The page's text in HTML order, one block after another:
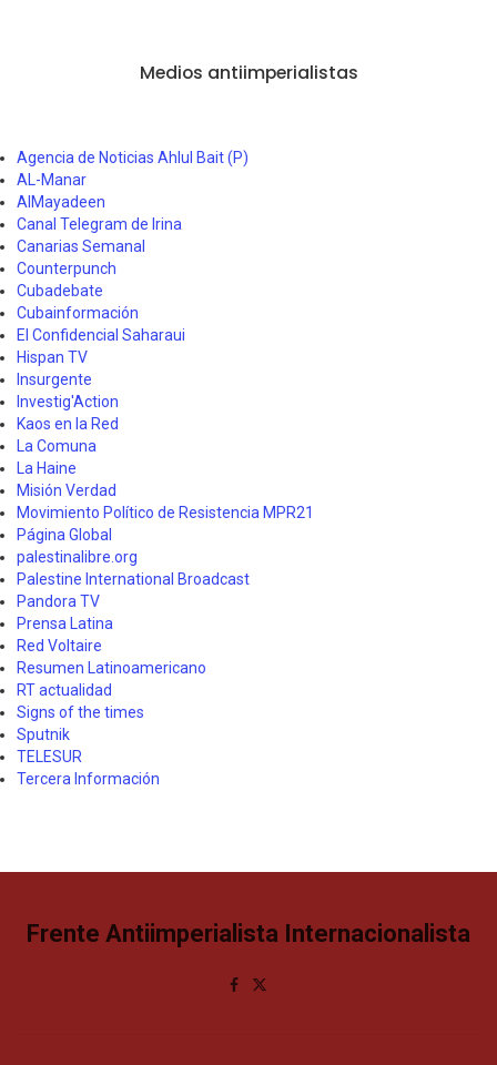
Medios antiimperialistas
Agencia de Noticias Ahlul Bait (P)
AL-Manar
AlMayadeen
Canal Telegram de Irina
Canarias Semanal
Counterpunch
Cubadebate
Cubainformación
El Confidencial Saharaui
Hispan TV
Insurgente
Investig'Action
Kaos en la Red
La Comuna
La Haine
Misión Verdad
Movimiento Político de Resistencia MPR21
Página Global
palestinalibre.org
Palestine International Broadcast
Pandora TV
Prensa Latina
Red Voltaire
Resumen Latinoamericano
RT actualidad
Signs of the times
Sputnik
TELESUR
Tercera Información
Frente Antiimperialista Internacionalista